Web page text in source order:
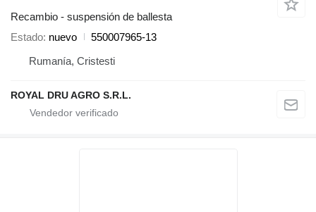
Recambio - suspensión de ballesta
Estado nuevo
550007965-13
Rumanía, Cristesti
ROYAL DRU AGRO S.R.L.